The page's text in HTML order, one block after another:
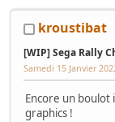
kroustibat
[WIP] Sega Rally
Samedi 15 Janvier
Encore un boulot
graphics !